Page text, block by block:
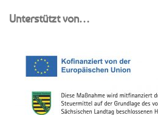
Unterstützt von…